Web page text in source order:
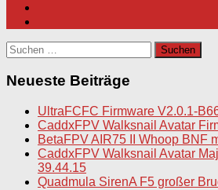
Suchen
nach:
Neueste Beiträge
UltraFCFC Firmware V2.0.1-
CaddxFPV Walksnail Avatar
BetaFPV AIR75 II Whoop BNF
CaddxFPV Walksnail Avatar
39.44.15
Quadmula SirenA F5 großer